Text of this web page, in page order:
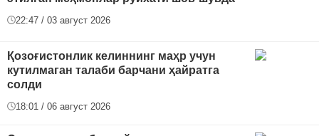
22:47 / 03 август 2026
Қозоғистонлик келиннинг маҳр учун
кутилмаган талаби барчани ҳайратга
солди
18:01 / 06 август 2026